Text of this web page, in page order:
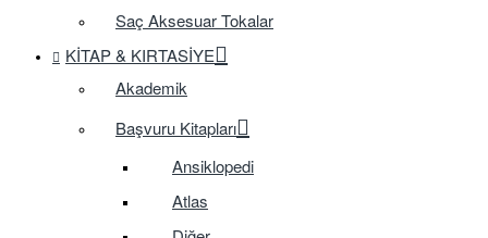
Saç Aksesuar Tokalar
KITAP & KIRTASIYE
Akademik
Başvuru Kitapları
Ansiklopedi
Atlas